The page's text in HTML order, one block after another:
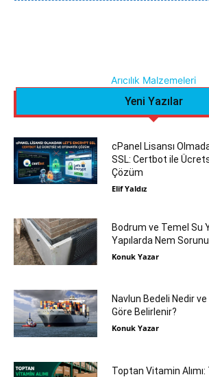
Arıcılık Malzemeleri
Yeni Yazılar
cPanel Lisansı
SSL: Certbot ile
Çözüm
Elif Yaldız
Bodrum ve Temel Su
Yapılarda Nem
Konuk Yazar
Navlun Bedeli Nedir
Göre Belirlenir?
Konuk Yazar
Toptan Vitamin